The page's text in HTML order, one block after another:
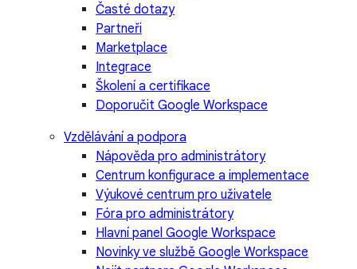
Časté dotazy
Partneři
Marketplace
Integrace
Školení a certifikace
Doporučit Google Workspace
Vzdělávání a podpora
Nápověda pro administrátory
Centrum konfigurace a implementace
Výukové centrum pro uživatele
Fóra pro administrátory
Hlavní panel Google Workspace
Novinky ve službě Google Workspace